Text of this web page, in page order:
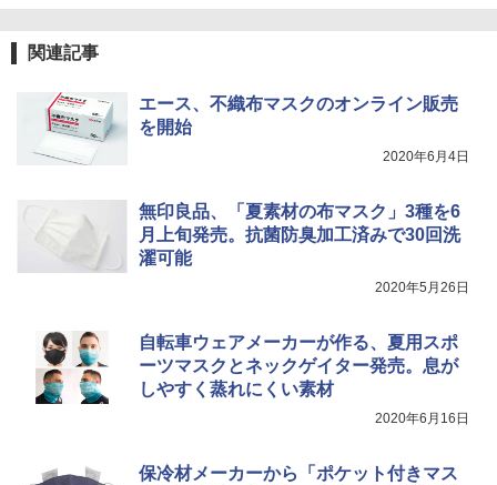
ュ(BC仕様) PATC-150B(EB)
Coleman(コールマン) ツーリングドーム/LD
X 2人用 3人用 キャンプ アウトドア フェス
収納 コンパクト 簡単設営 カンガルーテント
ソロキャンプ ソロテント
関の購入実績 登山・キャンプ・アウトドア・
防災用品 長期保存可能 緊急時用 日本国内発
送
ソーラー LED ランタン Type-C 充電式 ソー
ラーランタン IP65防水 キャンプ用品 防災グ
ッズ 6種類のライトモード 防災 吊り下げ 折
￥2,849
関連記事
エース、不織布マスクのオンライン販売
を開始
2020年6月4日
無印良品、「夏素材の布マスク」3種を6
月上旬発売。抗菌防臭加工済みで30回洗
濯可能
2020年5月26日
自転車ウェアメーカーが作る、夏用スポ
ーツマスクとネックゲイター発売。息が
しやすく蒸れにくい素材
2020年6月16日
保冷材メーカーから「ポケット付きマス